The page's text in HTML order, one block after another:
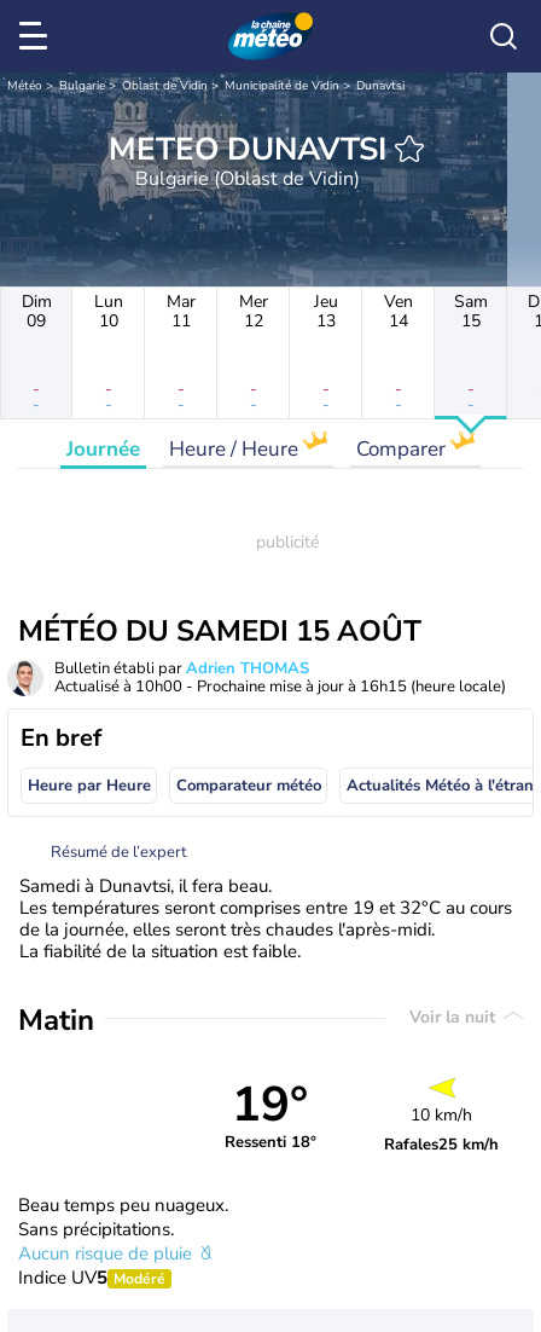
Météo Bulgarie Oblast de Vidin Municipalité de Vidin Dunavtsi
METEO DUNAVTSI
Bulgarie (Oblast de Vidin)
Dim
09
-
-
Lun
10
-
-
Mar
11
-
-
Mer
12
-
-
Jeu
13
-
-
Ven
14
-
-
Sam
15
-
-
Journée Heure / Heure Comparer
MÉTÉO DU SAMEDI 15 AOÛT
Bulletin établi parAdrien THOMAS
Actualisé à 10h00 - Prochaine mise à jour à 16h15 (heure locale)
En bref
Heure par Heure Comparateur météo
Résumé de l’expert
Samedi à Dunavtsi, il fera beau.
Les températures seront comprises entre 19 et 32°C au cours
de la journée, elles seront très chaudes l'après-midi.
La fiabilité de la situation est faible.
Matin Voir la nuit
19°
Ressenti 18°
10 km/h
Rafales25 km/h
Beau temps peu nuageux.
Sans précipitations.
Aucun risque de pluie
Indice UV5 Modéré